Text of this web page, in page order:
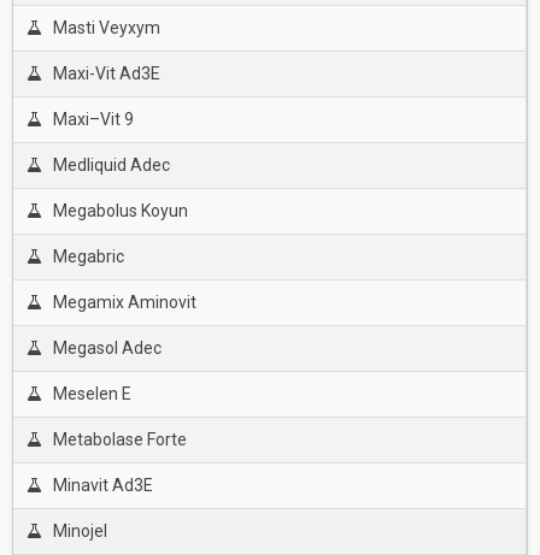
Masti Veyxym
Maxi-Vit Ad3E
Maxi–Vit 9
Medliquid Adec
Megabolus Koyun
Megabric
Megamix Aminovit
Megasol Adec
Meselen E
Metabolase Forte
Minavit Ad3E
Minojel